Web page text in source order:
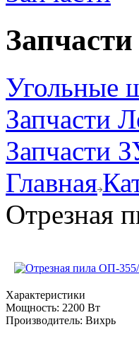
Запчасти
Угольные
Запчасти
Запчасти
Главная
Отрезная
Характеристики
Мощность: 2200 Вт
Производитель: Вихрь